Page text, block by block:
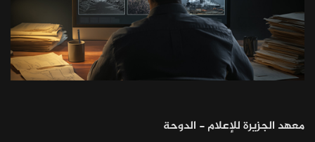
قصص النجاح
مجلة الصحافة
إصداراتنا
معهد الجزيرة للإعلام - الدوحة